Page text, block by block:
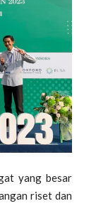
yang besar
riset dan